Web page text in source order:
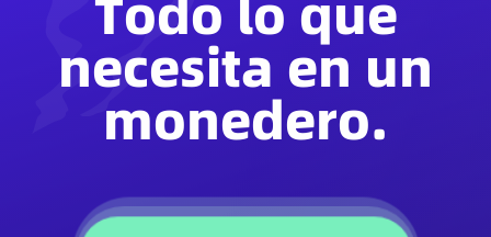
Todo lo que
necesita en un
monedero.